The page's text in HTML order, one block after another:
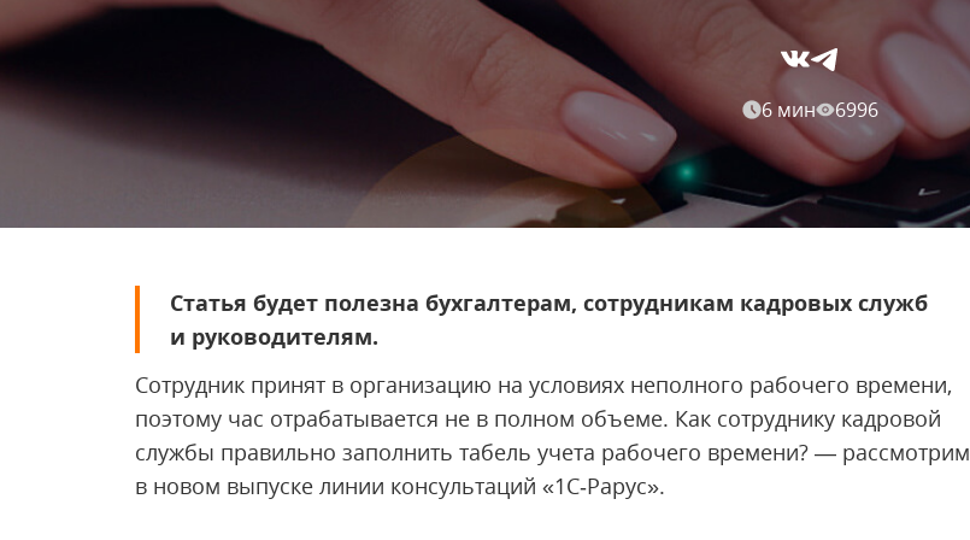
6 мин 6996
Статья будет полезна бухгалтерам, сотрудникам кадровых служб
и руководителям.
Сотрудник принят в организацию на условиях неполного рабочего времени,
поэтому час отрабатывается не в полном объеме. Как сотруднику кадровой
службы правильно заполнить табель учета рабочего времени? — рассмотрим
в новом выпуске линии консультаций «1С‑Рарус».